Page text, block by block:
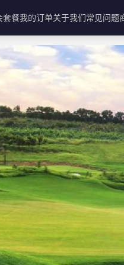
套餐我的订单关于我们常见问题